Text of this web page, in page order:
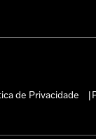
de Privacidade